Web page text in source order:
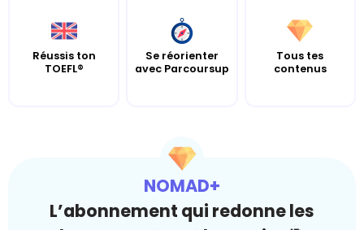
Réussis ton
TOEFL®
Se réorienter
avec Parcoursup
Tous tes
contenus
NOMAD+
L’abonnement qui redonne les